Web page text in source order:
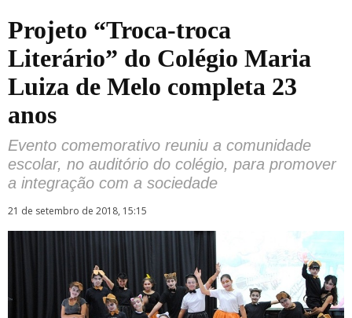
Projeto “Troca-troca
Literário” do Colégio Maria
Luiza de Melo completa 23
anos
Evento comemorativo reuniu a comunidade
escolar, no auditório do colégio, para promover
a integração com a sociedade
21 de setembro de 2018, 15:15